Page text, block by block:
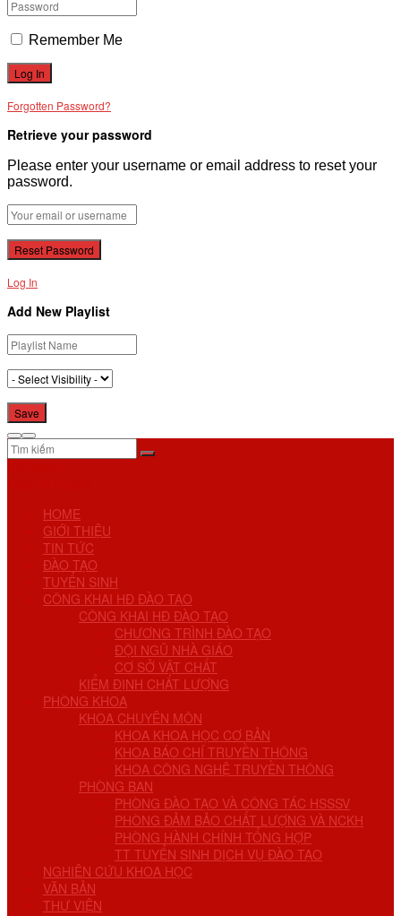
Remember Me
Forgotten Password?
Retrieve your password
Please enter your username or email address to reset your
password.
Log In
Add New Playlist
HOME
GIỚI THIỆU
TIN TỨC
ĐÀO TẠO
TUYỂN SINH
CÔNG KHAI HĐ ĐÀO TẠO
CÔNG KHAI HĐ ĐÀO TẠO
CHƯƠNG TRÌNH ĐÀO TẠO
ĐỘI NGŨ NHÀ GIÁO
CƠ SỞ VẬT CHẤT
KIỂM ĐỊNH CHẤT LƯỢNG
PHÒNG KHOA
KHOA CHUYÊN MÔN
KHOA KHOA HỌC CƠ BẢN
KHOA BÁO CHÍ TRUYỀN THÔNG
KHOA CÔNG NGHỆ TRUYỀN THÔNG
PHÒNG BAN
PHÒNG ĐÀO TẠO VÀ CÔNG TÁC HSSSV
PHÒNG ĐẢM BẢO CHẤT LƯỢNG VÀ NCKH
PHÒNG HÀNH CHÍNH TỔNG HỢP
TT TUYỂN SINH DỊCH VỤ ĐÀO TẠO
NGHIÊN CỨU KHOA HỌC
VĂN BẢN
THƯ VIỆN